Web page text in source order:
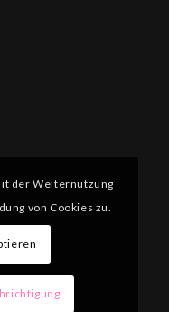
der Weiternutzung
von Cookies zu.